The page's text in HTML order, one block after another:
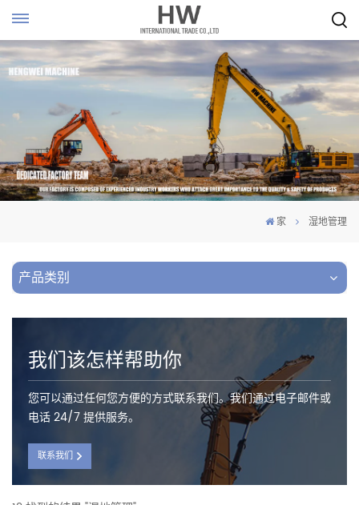
家 湿地管理
产品类别
我们该怎样帮助你
您可以通过任何您方便的方式联系我们。我们通过电子邮件或
电话 24/7 提供服务。
联系我们